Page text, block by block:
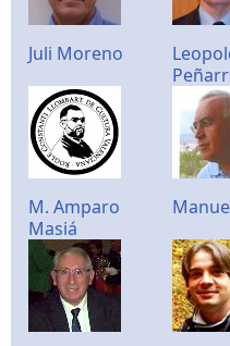
Juli Moreno
M. Amparo
Masiá